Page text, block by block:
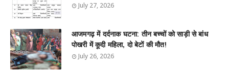
July 27, 2026
आजमगढ़ में दर्दनाक घटना: तीन बच्चों को साड़ी से बांध
पोखरी में कूदी महिला, दो बेटों की मौत!
July 26, 2026